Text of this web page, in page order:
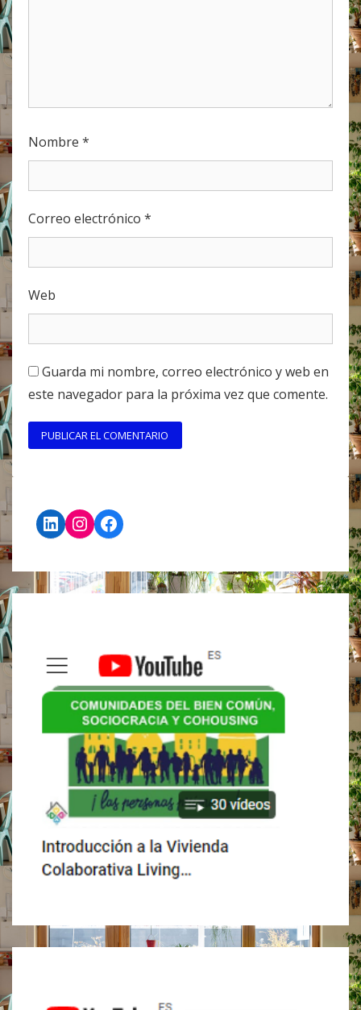
Nombre *
Correo electrónico *
Web
Guarda mi nombre, correo electrónico y web en
este navegador para la próxima vez que comente.
LinkedIn
Instagram
Facebook